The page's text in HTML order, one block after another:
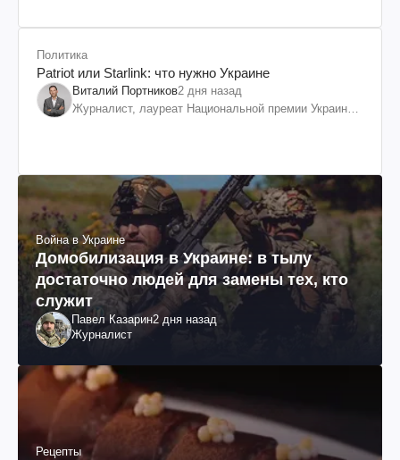
Политика
Patriot или Starlink: что нужно Украине
Виталий Портников2 дня назад
Журналист, лауреат Национальной премии Украины
Война в Украине
Домобилизация в Украине: в тылу
достаточно людей для замены тех, кто
служит
Павел Казарин2 дня назад
Журналист
Рецепты